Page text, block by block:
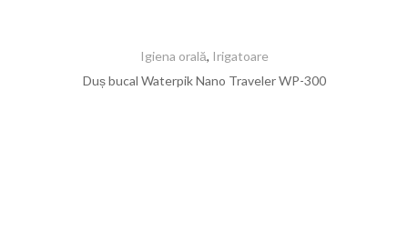
Igiena orală, Irigatoare
Duș bucal Waterpik Nano Traveler WP-300